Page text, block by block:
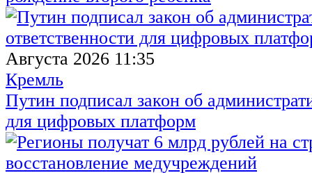
Августа 2026 11:35
Кремль
Путин подписал закон об
для цифровых платформ